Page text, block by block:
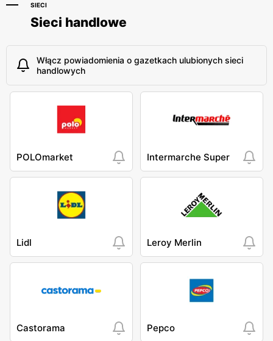
SIECI
Sieci handlowe
Włącz powiadomienia o gazetkach ulubionych sieci
handlowych
POLOmarket Intermarche Super
Lidl Leroy Merlin
Castorama Pepco